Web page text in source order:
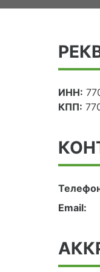
ИНН:
КПП:
Email: